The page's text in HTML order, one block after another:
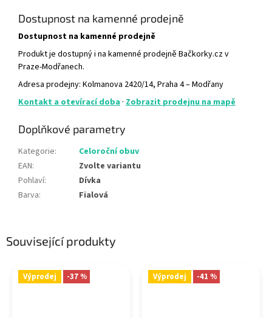
Související produkty
Výprodej -37 % Výprodej -41 %
Dostupnost na kamenné prodejně
Dostupnost na kamenné prodejně
Produkt je dostupný i na kamenné prodejně Bačkorky.cz v
Praze-Modřanech.
Adresa prodejny: Kolmanova 2420/14, Praha 4 – Modřany
Kontakt a otevírací doba · Zobrazit prodejnu na mapě
Doplňkové parametry
Kategorie:
Celoroční obuv
EAN:
Zvolte variantu
Pohlaví:
Dívka
Barva: Fialová